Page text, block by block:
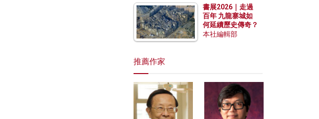
書展2026｜走過
百年 九龍寨城如
何延續歷史傳奇？
本社編輯部
推薦作家